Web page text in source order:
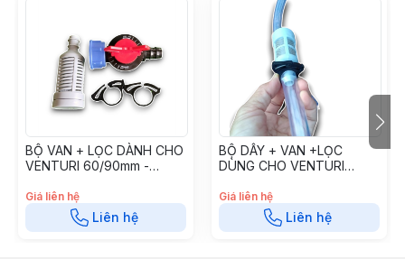
BỘ VAN + LỌC DÀNH CHO
VENTURI 60/90mm -
Giá liên hệ
Liên hệ
BỘ DÂY + VAN +LỌC
DÙNG CHO VENTURI
BCPVTRDVL6090
Giá liên hệ
Liên hệ